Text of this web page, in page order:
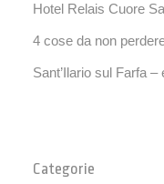
Hotel Relais Cuore
4 cose da non
Sant’Ilario sul Farfa
Categorie